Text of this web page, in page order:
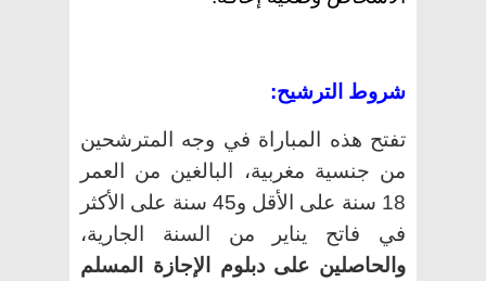
شروط الترشيح:
تفتح هذه المباراة في وجه المترشحين
من جنسية مغربية، البالغين من العمر
18 سنة على الأقل و45 سنة على الأكثر
في فاتح يناير من السنة الجارية،
والحاصلين على دبلوم الإجازة المسلم